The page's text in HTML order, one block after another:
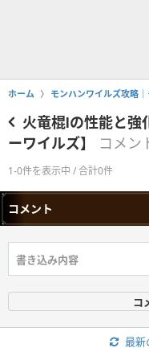
ホーム モンハンワイルズ攻略
火竜棍Ⅰの性能と
ーワイルズ】
コメン
1-0件を表示中 / 合計0件
コメント
コ
最新